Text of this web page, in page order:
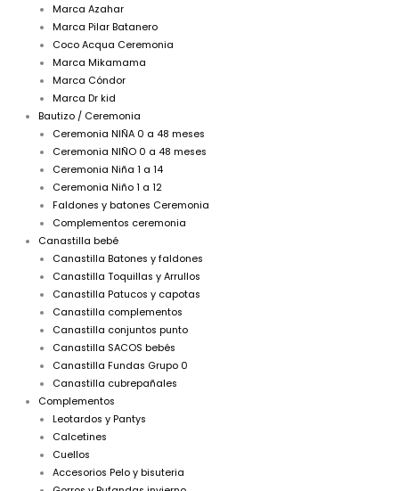
Marca Azahar
Marca Pilar Batanero
Coco Acqua Ceremonia
Marca Mikamama
Marca Cóndor
Marca Dr kid
Bautizo / Ceremonia
Ceremonia NIÑA 0 a 48 meses
Ceremonia NIÑO 0 a 48 meses
Ceremonia Niña 1 a 14
Ceremonia Niño 1 a 12
Faldones y batones Ceremonia
Complementos ceremonia
Canastilla bebé
Canastilla Batones y faldones
Canastilla Toquillas y Arrullos
Canastilla Patucos y capotas
Canastilla complementos
Canastilla conjuntos punto
Canastilla SACOS bebés
Canastilla Fundas Grupo 0
Canastilla cubrepañales
Complementos
Leotardos y Pantys
Calcetines
Cuellos
Accesorios Pelo y bisuteria